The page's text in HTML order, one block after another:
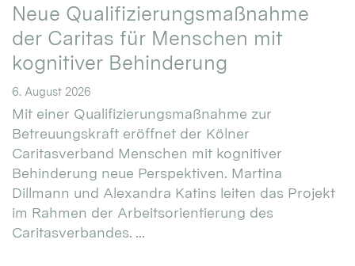
Neue Qualifizierungsmaßnahme
der Caritas für Menschen mit
kognitiver Behinderung
6. August 2026
Mit einer Qualifizierungsmaßnahme zur
Betreuungskraft eröffnet der Kölner
Caritasverband Menschen mit kognitiver
Behinderung neue Perspektiven. Martina
Dillmann und Alexandra Katins leiten das Projekt
im Rahmen der Arbeitsorientierung des
Caritasverbandes. ...